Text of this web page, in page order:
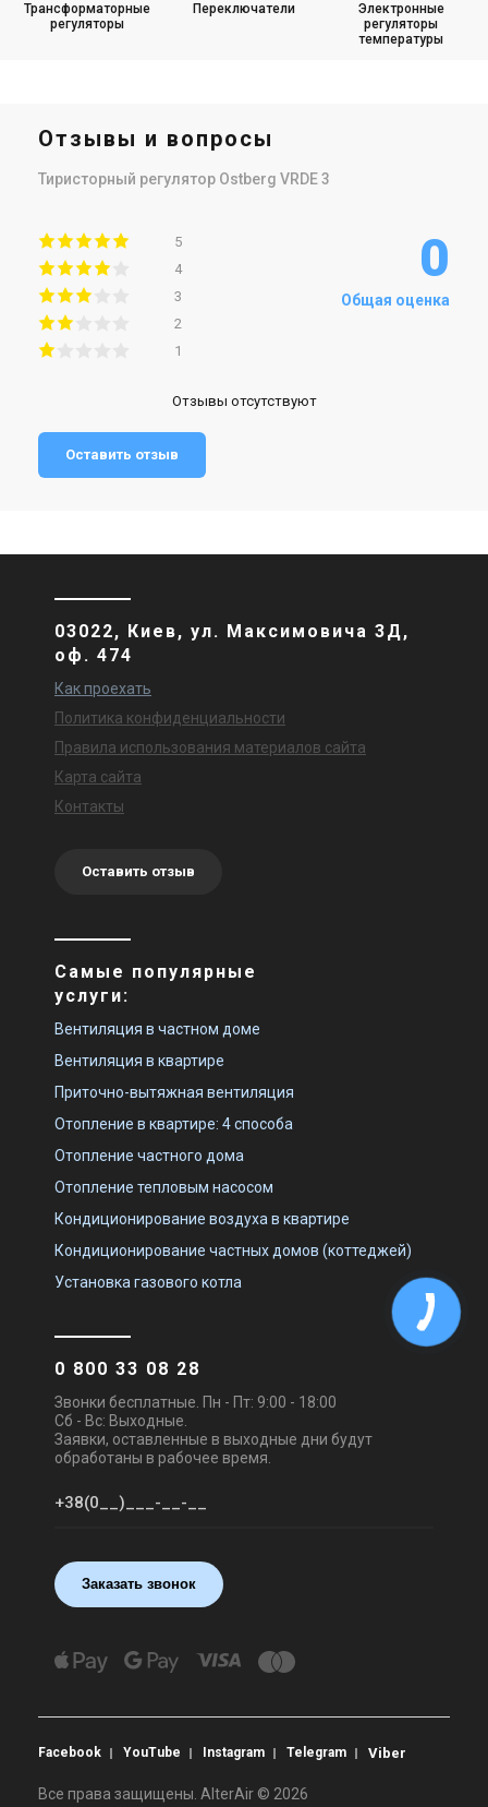
Трансформаторные
регуляторы
Переключатели
Электронные
регуляторы
температуры
Отзывы и вопросы
Тиристорный регулятор Ostberg VRDE 3
5
4
3
2
1
0
Общая оценка
Отзывы отсутствуют
Оставить отзыв
03022, Киев, ул. Максимовича 3Д,
оф. 474
Как проехать
Политика конфиденциальности
Правила использования материалов сайта
Карта сайта
Контакты
Оставить отзыв
Самые популярные
услуги:
Вентиляция в частном доме
Вентиляция в квартире
Приточно-вытяжная вентиляция
Отопление в квартире: 4 способа
Отопление частного дома
Отопление тепловым насосом
Кондиционирование воздуха в квартире
Кондиционирование частных домов (коттеджей)
Установка газового котла
0 800 33 08 28
Звонки бесплатные. Пн - Пт: 9:00 - 18:00
Сб - Вс: Выходные.
Заявки, оставленные в выходные дни будут
обработаны в рабочее время.
Заказать звонок
Facebook YouTube Instagram Telegram Viber
Все права защищены. AlterAir © 2026